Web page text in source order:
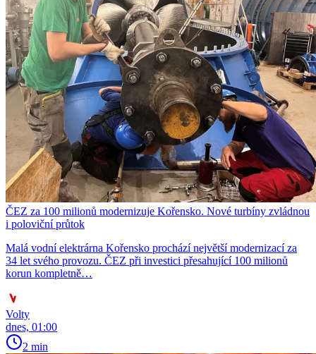
ČEZ za 100 milionů modernizuje Kořensko. Nové turbíny zvládnou
i poloviční průtok
Malá vodní elektrárna Kořensko prochází největší modernizací za
34 let svého provozu. ČEZ při investici přesahující 100 milionů
korun kompletně…
Volty
dnes, 01:00
2 min